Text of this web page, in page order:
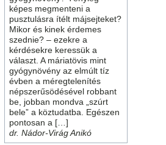
képes megmenteni a
pusztulásra ítélt májsejteket?
Mikor és kinek érdemes
szednie? – ezekre a
kérdésekre keressük a
választ. A máriatövis mint
gyógynövény az elmúlt tíz
évben a méregtelenítés
népszerűsödésével robbant
be, jobban mondva „szúrt
bele” a köztudatba. Egészen
pontosan a […]
dr. Nádor-Virág Anikó